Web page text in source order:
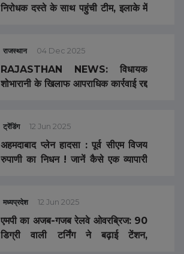
निरोधक दस्ते के साथ पहुंची टीम, इलाके में
राजस्थान 04 Dec 2025
RAJASTHAN NEWS: विधायक
शोभारानी के खिलाफ आपराधिक कार्रवाई रद्द
ट्रेंडिंग 12 Jun 2025
अहमदाबाद प्लेन हादसा : पूर्व सीएम विजय
रुपाणी का निधन ! जानें कैसे एक व्यापारी
मध्यप्रदेश 12 Jun 2025
एमपी का अजब-गजब रेलवे ओवरब्रिज: 90
डिग्री वाली टर्निंग ने बढ़ाई टेंशन,